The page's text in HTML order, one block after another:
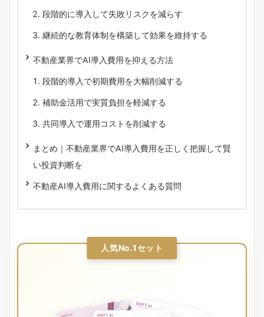
段階的に導入して失敗リスクを減らす
継続的な教育体制を構築して効果を維持する
不動産業界でAI導入費用を抑える方法
段階的導入で初期費用を大幅削減する
補助金活用で実質負担を軽減する
共同導入で運用コストを削減する
まとめ｜不動産業界でAI導入費用を正しく把握して賢
い投資判断を
不動産AI導入費用に関するよくある質問
人気No.1セット